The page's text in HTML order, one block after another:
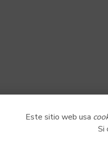
Este sitio web usa
Si